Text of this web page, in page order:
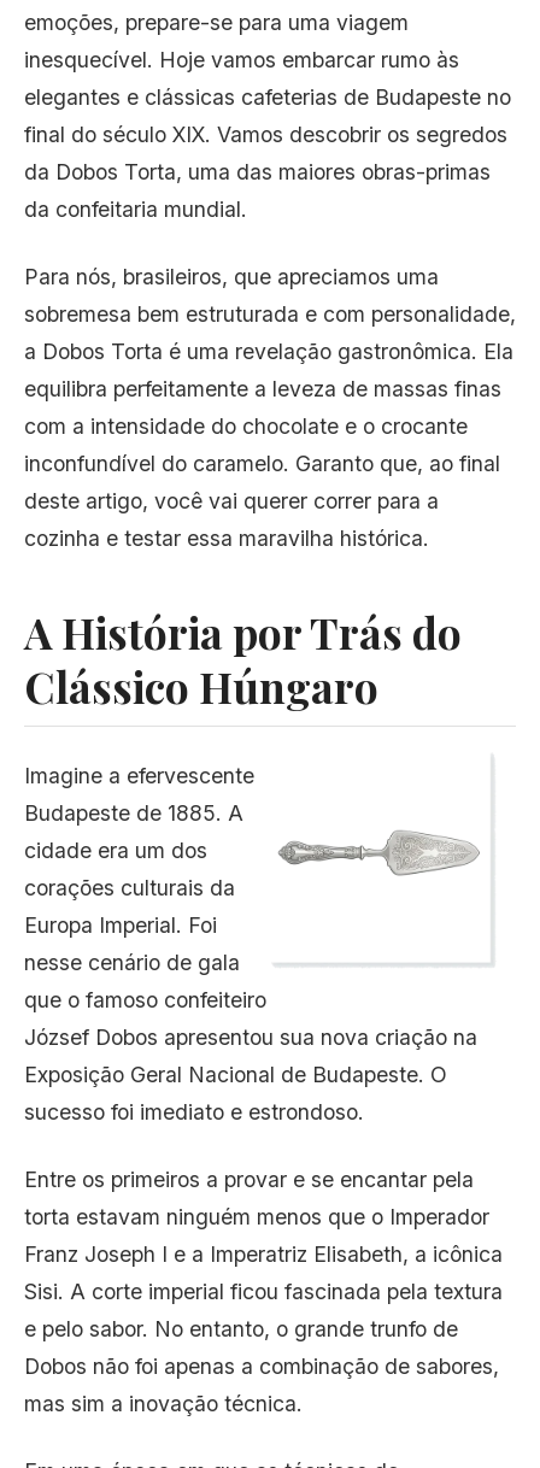
emoções, prepare-se para uma viagem
inesquecível. Hoje vamos embarcar rumo às
elegantes e clássicas cafeterias de Budapeste no
final do século XIX. Vamos descobrir os segredos
da Dobos Torta, uma das maiores obras-primas
da confeitaria mundial.
Para nós, brasileiros, que apreciamos uma
sobremesa bem estruturada e com personalidade,
a Dobos Torta é uma revelação gastronômica. Ela
equilibra perfeitamente a leveza de massas finas
com a intensidade do chocolate e o crocante
inconfundível do caramelo. Garanto que, ao final
deste artigo, você vai querer correr para a
cozinha e testar essa maravilha histórica.
A História por Trás do
Clássico Húngaro
Imagine a efervescente
Budapeste de 1885. A
cidade era um dos
corações culturais da
Europa Imperial. Foi
nesse cenário de gala
que o famoso confeiteiro
József Dobos apresentou sua nova criação na
Exposição Geral Nacional de Budapeste. O
sucesso foi imediato e estrondoso.
Entre os primeiros a provar e se encantar pela
torta estavam ninguém menos que o Imperador
Franz Joseph I e a Imperatriz Elisabeth, a icônica
Sisi. A corte imperial ficou fascinada pela textura
e pelo sabor. No entanto, o grande trunfo de
Dobos não foi apenas a combinação de sabores,
mas sim a inovação técnica.